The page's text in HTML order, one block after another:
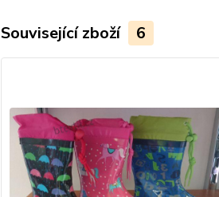
Související zboží 6